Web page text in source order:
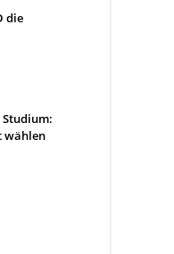
die
wählen